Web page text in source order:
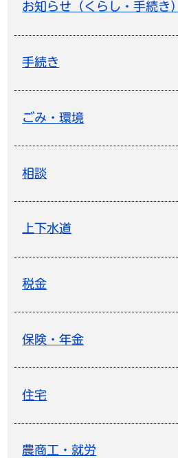
お知らせ（くらし・手続き）
手続き
ごみ・環境
相談
上下水道
税金
保険・年金
住宅
農商工・就労